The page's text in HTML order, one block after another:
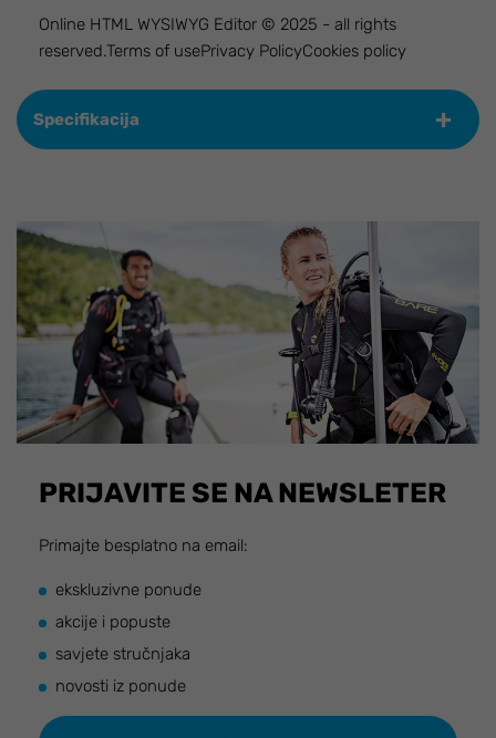
Online HTML WYSIWYG Editor © 2025 - all rights
reserved.Terms of usePrivacy PolicyCookies policy
Specifikacija
PRIJAVITE SE NA NEWSLETER
Primajte besplatno na email:
ekskluzivne ponude
akcije i popuste
savjete stručnjaka
novosti iz ponude